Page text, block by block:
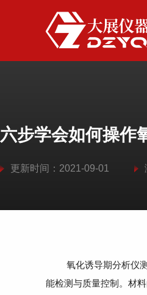
六步学会如何操作
更新时间：2021-09-01
氧化诱导期分析仪测
能检测与质量控制。材